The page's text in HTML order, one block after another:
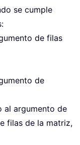
se cumple
de filas
de
al argumento de
filas de la matriz,